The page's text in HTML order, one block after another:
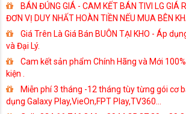
BÁN ĐÚNG GIÁ - CAM KẾT BÁN TIVI LG GIÁ
ĐƠN VỊ DUY NHẤT HOÀN TIỀN NẾU MUA BÊN
Giá Trên Là Giá Bán BUÔN TẠI KHO - Áp
và Đại Lý.
Cam kết sản phẩm Chính Hãng và Mới
kiện .
Miễn phí 3 tháng -12 tháng tùy từng gói cơ
dụng Galaxy Play,VieOn,FPT Play,TV360...